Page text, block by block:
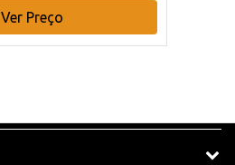
Ver Preço